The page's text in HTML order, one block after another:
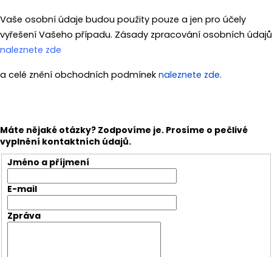
Vaše osobní údaje budou použity pouze a jen pro účely
vyřešení Vašeho případu. Zásady zpracování osobních údajů
naleznete zde
a celé znění obchodních podmínek naleznete zde.
Máte nějaké otázky? Zodpovíme je. Prosíme o pečlivé
vyplnění kontaktních údajů.
Jméno a příjmení
E-mail
Zpráva
p
o
r
č
m
e
GUMA
BÍLÁ
/
BALENÍ
100KS